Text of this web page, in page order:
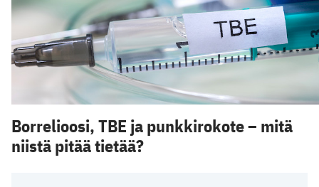
Borrelioosi, TBE ja punkkirokote – mitä
niistä pitää tietää?